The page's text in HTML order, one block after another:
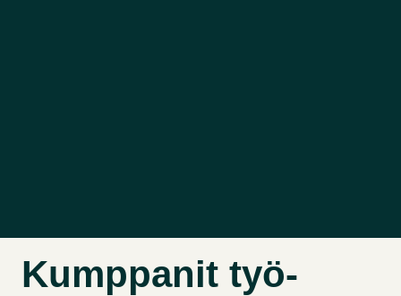
Kumppanit työ-